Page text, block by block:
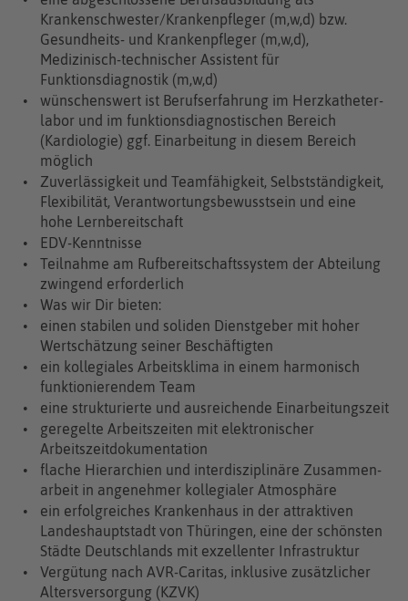
Krankenschwester/Krankenpfleger (m,w,d) bzw.
Gesundheits- und Krankenpfleger (m,w,d),
Medizinisch-technischer Assistent für
Funktionsdiagnostik (m,w,d)
wünschenswert ist Berufserfahrung im Herz­katheter­
labor und im funktionsdiagnostischen Bereich
(Kardiologie) ggf. Einarbeitung in diesem Bereich
möglich
Zuverlässigkeit und Teamfähigkeit, Selbstständigkeit,
Flexibilität, Verantwortungsbewusstsein und eine
hohe Lernbereitschaft
EDV-Kenntnisse
Teilnahme am Rufbereitschaftssystem der Abteilung
zwingend erforderlich
Was wir Dir bieten:
einen stabilen und soliden Dienstgeber mit hoher
Wertschätzung seiner Beschäftigten
ein kollegiales Arbeitsklima in einem harmonisch
funktionierendem Team
eine strukturierte und ausreichende Einarbeitungszeit
geregelte Arbeitszeiten mit elektronischer
Arbeitszeitdokumentation
flache Hierarchien und inter­diszipli­näre Zusammen­
arbeit in angenehmer kollegialer Atmosphäre
ein erfolgreiches Kranken­haus in der attraktiven
Landeshauptstadt von Thüringen, eine der schönsten
Städte Deutschlands mit exzellenter Infrastruktur
Vergütung nach AVR-Caritas, inklusive zusätzlicher
Altersversorgung (KZVK)